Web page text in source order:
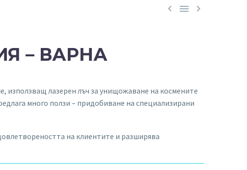
  
– ВАРНА
използващ лазерен лъч за унищожаване на космените
много ползи – придобиване на специализирани
на клиентите и разширява